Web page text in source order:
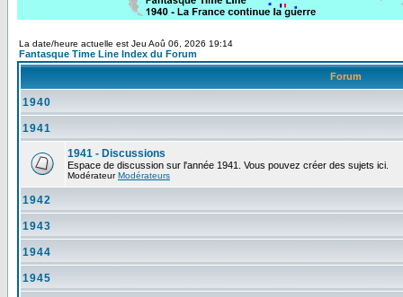
La date/heure actuelle est Jeu Aoû 06, 2026 19:14
Fantasque Time Line Index du Forum
Forum
1940
1941
1941 - Discussions
Espace de discussion sur l'année 1941. Vous pouvez créer des sujets ici.
ModérateurModérateurs
1942
1943
1944
1945